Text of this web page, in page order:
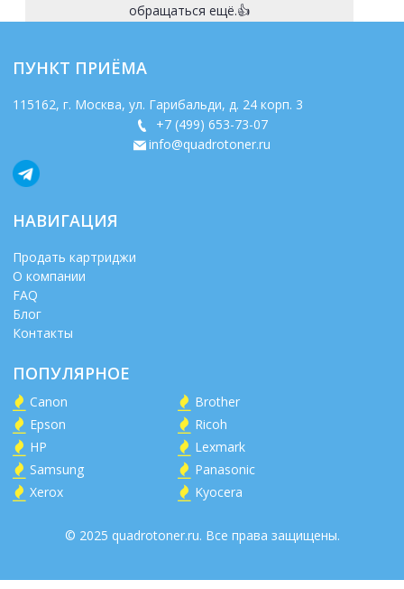
обращаться ещё.👍
ПУНКТ ПРИЁМА
115162, г. Москва, ул. Гарибальди, д. 24 корп. 3
+7 (499) 653-73-07
info@quadrotoner.ru
НАВИГАЦИЯ
Продать картриджи
О компании
FAQ
Блог
Контакты
ПОПУЛЯРНОЕ
Canon
Brother
Epson
Ricoh
HP
Lexmark
Samsung
Panasonic
Xerox
Kyocera
© 2025 quadrotoner.ru. Все права защищены.